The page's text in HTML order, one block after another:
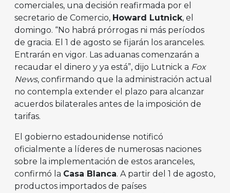
comerciales, una decisión reafirmada por el
secretario de Comercio, Howard Lutnick, el
domingo. “No habrá prórrogas ni más períodos
de gracia. El 1 de agosto se fijarán los aranceles.
Entrarán en vigor. Las aduanas comenzarán a
recaudar el dinero y ya está”, dijo Lutnick a Fox
News, confirmando que la administración actual
no contempla extender el plazo para alcanzar
acuerdos bilaterales antes de la imposición de
tarifas.
El gobierno estadounidense notificó
oficialmente a líderes de numerosas naciones
sobre la implementación de estos aranceles,
confirmó la Casa Blanca. A partir del 1 de agosto,
productos importados de países